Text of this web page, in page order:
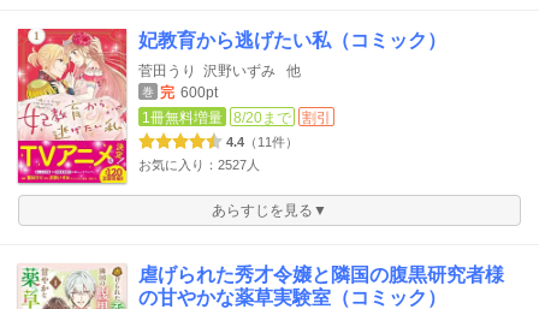
妃教育から逃げたい私（コミック）
菅田うり 沢野いずみ 他
巻 完 600pt
1冊無料増量
8/20まで 割引
4.4 （11件）
お気に入り：2527人
あらすじを見る▼
虐げられた秀才令嬢と隣国の腹黒研究者様
の甘やかな薬草実験室（コミック）